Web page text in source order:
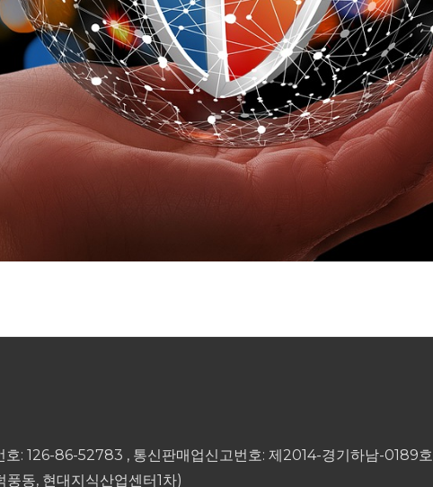
호: 126-86-52783 , 통신판매업신고번호: 제2014-경기하남-0189호
동, 현대지식산업센터1차)